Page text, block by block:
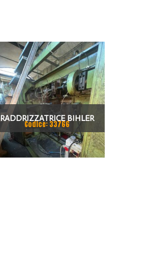
RADDRIZZATRICE BIHLER
Codice: 33766